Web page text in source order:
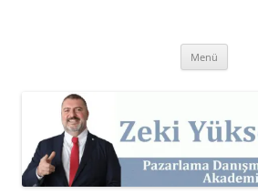
Kişisel Web Sitesi.
Menü